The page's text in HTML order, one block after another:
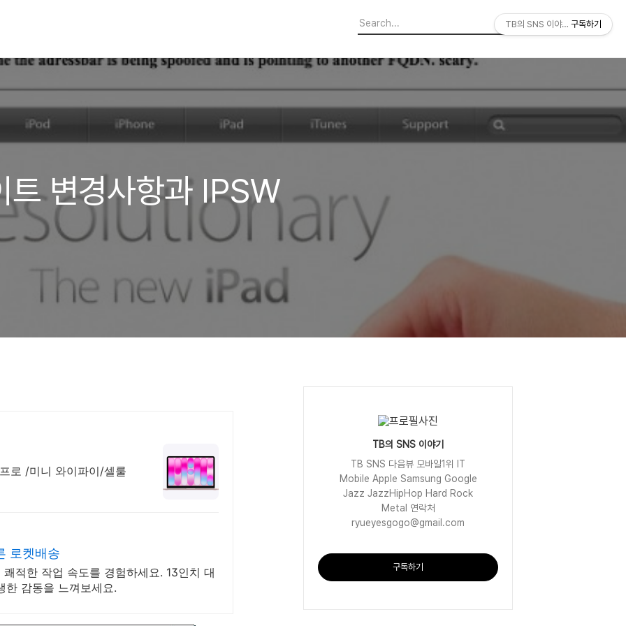
트 변경사항과 IPSW
로 /미니 와이파이/셀룰
로켓배송
적한 작업 속도를 경험하세요. 13인치 대
한 감동을 느껴보세요.
TB의 SNS 이야기
TB SNS 다음뷰 모바일1위 IT
Mobile Apple Samsung Google
Jazz JazzHipHop Hard Rock
Metal 연락처
ryueyesgogo@gmail.com
구독하기
TB의 SNS 이야기 구독하기